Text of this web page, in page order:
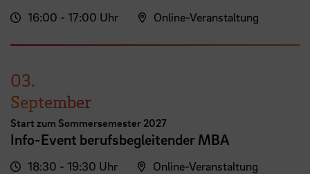
16:00 - 17:00 Uhr Online-Veranstaltung
03.
September
Start zum Sommersemester 2027
Info-Event berufsbegleitender MBA
18:30 - 19:30 Uhr Online-Veranstaltung